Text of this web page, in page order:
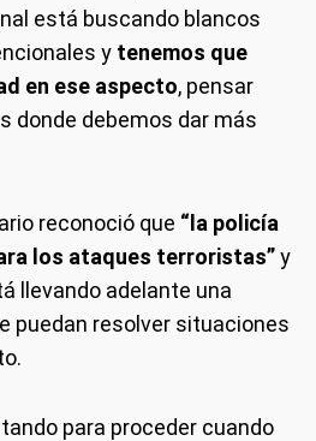
está buscando blancos
y tenemos que
en ese aspecto, pensar
donde debemos dar más
reconoció que “la policía
los ataques terroristas”y
llevando adelante una
puedan resolver situaciones
para proceder cuando